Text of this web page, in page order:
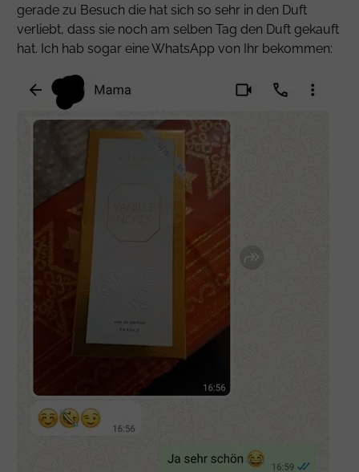
gerade zu Besuch die hat sich so sehr in den Duft
verliebt, dass sie noch am selben Tag den Duft gekauft
hat. Ich hab sogar eine WhatsApp von Ihr bekommen: